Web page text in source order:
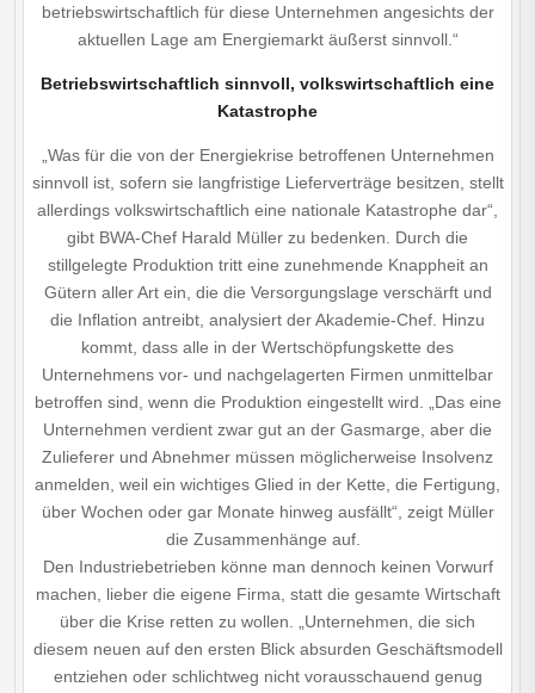
betriebswirtschaftlich für diese Unternehmen angesichts der
aktuellen Lage am Energiemarkt äußerst sinnvoll.“
Betriebswirtschaftlich sinnvoll, volkswirtschaftlich eine
Katastrophe
„Was für die von der Energiekrise betroffenen Unternehmen
sinnvoll ist, sofern sie langfristige Lieferverträge besitzen, stellt
allerdings volkswirtschaftlich eine nationale Katastrophe dar“,
gibt BWA-Chef Harald Müller zu bedenken. Durch die
stillgelegte Produktion tritt eine zunehmende Knappheit an
Gütern aller Art ein, die die Versorgungslage verschärft und
die Inflation antreibt, analysiert der Akademie-Chef. Hinzu
kommt, dass alle in der Wertschöpfungskette des
Unternehmens vor- und nachgelagerten Firmen unmittelbar
betroffen sind, wenn die Produktion eingestellt wird. „Das eine
Unternehmen verdient zwar gut an der Gasmarge, aber die
Zulieferer und Abnehmer müssen möglicherweise Insolvenz
anmelden, weil ein wichtiges Glied in der Kette, die Fertigung,
über Wochen oder gar Monate hinweg ausfällt“, zeigt Müller
die Zusammenhänge auf.
Den Industriebetrieben könne man dennoch keinen Vorwurf
machen, lieber die eigene Firma, statt die gesamte Wirtschaft
über die Krise retten zu wollen. „Unternehmen, die sich
diesem neuen auf den ersten Blick absurden Geschäftsmodell
entziehen oder schlichtweg nicht vorausschauend genug